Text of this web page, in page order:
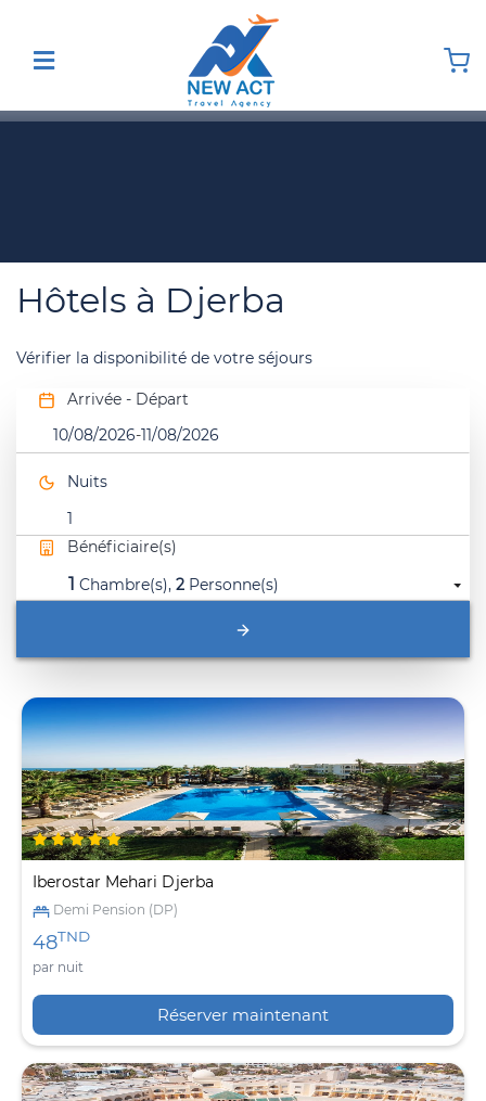
Hôtels à Djerba
Vérifier la disponibilité de votre séjours
Arrivée - Départ
10/08/2026-11/08/2026
Nuits
1
Bénéficiaire(s)
1 Chambre(s), 2 Personne(s)
Iberostar Mehari Djerba
Demi Pension (DP)
48TND
par nuit
Réserver maintenant